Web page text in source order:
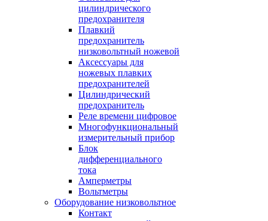
цилиндрического
предохранителя
Плавкий
предохранитель
низковольтный ножевой
Аксессуары для
ножевых плавких
предохранителей
Цилиндрический
предохранитель
Реле времени цифровое
Многофункциональный
измерительный прибор
Блок
дифференциального
тока
Амперметры
Вольтметры
Оборудование низковольтное
Контакт